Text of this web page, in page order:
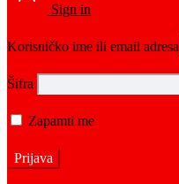
Sign in
Korisničko ime ili email adresa
Šifra
Zapamti me